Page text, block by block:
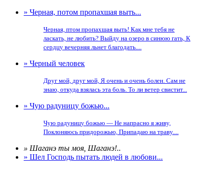
» Черная, потом пропахшая выть...
Черная, птом пропахшая выть! Как мне тебя не
ласкать, не любить? Выйду на озеро в синюю гать, К
сердцу вечерняя льнет благодать....
» Черный человек
Друг мой, друг мой, Я очень и очень болен. Сам не
знаю, откуда взялась эта боль. То ли ветер свистит...
» Чую радуницу божью...
Чую радуницу божью — Не напрасно я живу,
Поклоняюсь придорожью, Припадаю на траву....
» Шаганэ ты моя, Шаганэ!..
» Шел Господь пытать людей в любови...